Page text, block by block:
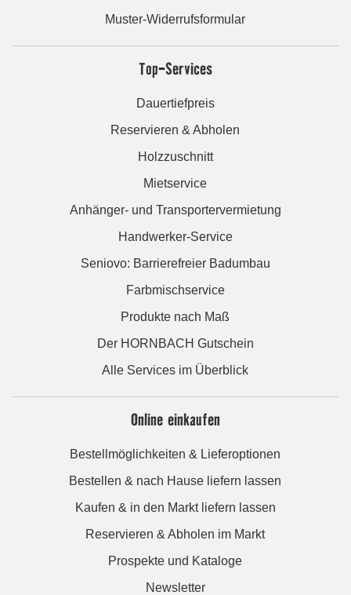
Muster-Widerrufsformular
Top-Services
Dauertiefpreis
Reservieren & Abholen
Holzzuschnitt
Mietservice
Anhänger- und Transportervermietung
Handwerker-Service
Seniovo: Barrierefreier Badumbau
Farbmischservice
Produkte nach Maß
Der HORNBACH Gutschein
Alle Services im Überblick
Online einkaufen
Bestellmöglichkeiten & Lieferoptionen
Bestellen & nach Hause liefern lassen
Kaufen & in den Markt liefern lassen
Reservieren & Abholen im Markt
Prospekte und Kataloge
Newsletter